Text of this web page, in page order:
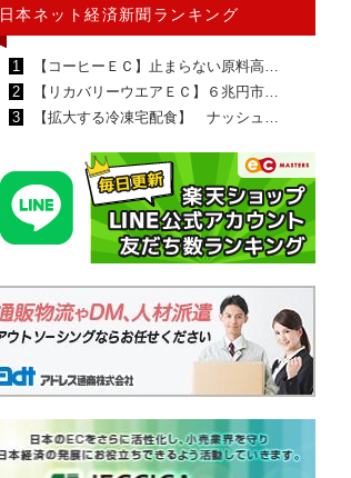
日本ネット経済新聞ランキング
1
【コーヒーＥＣ】止まらない原料高…
2
【リカバリーウエアＥＣ】６兆円市…
3
【拡大する冷凍宅配食】 ナッシュ…